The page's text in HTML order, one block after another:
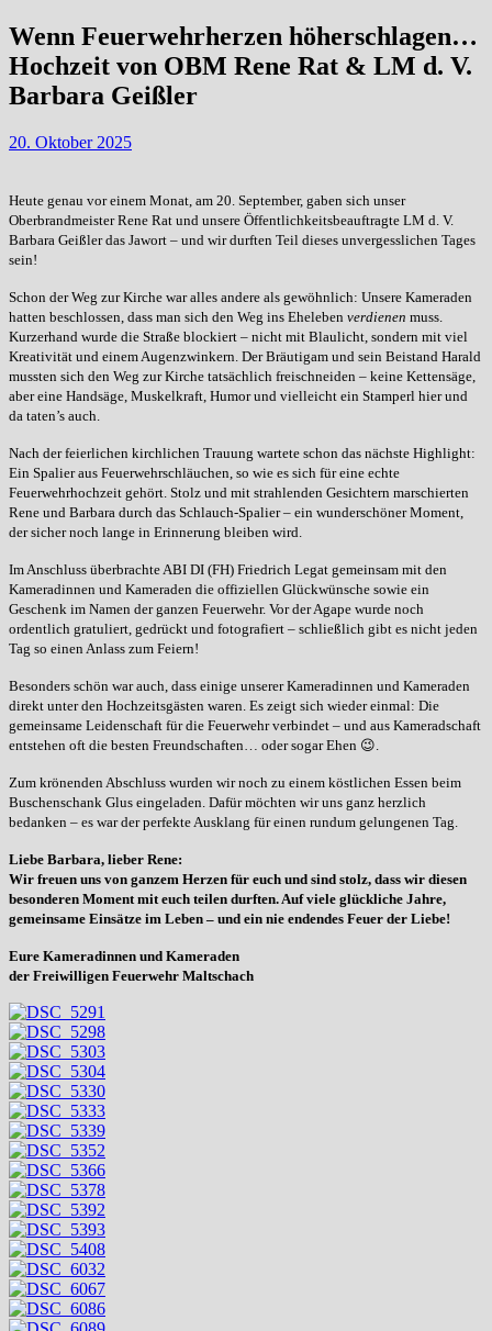
Wenn Feuerwehrherzen höherschlagen…
Hochzeit von OBM Rene Rat & LM d. V.
Barbara Geißler
20. Oktober 2025
Heute genau vor einem Monat, am 20. September, gaben sich unser
Oberbrandmeister Rene Rat und unsere Öffentlichkeitsbeauftragte LM d. V.
Barbara Geißler das Jawort – und wir durften Teil dieses unvergesslichen Tages
sein!
Schon der Weg zur Kirche war alles andere als gewöhnlich: Unsere Kameraden
hatten beschlossen, dass man sich den Weg ins Eheleben verdienen muss.
Kurzerhand wurde die Straße blockiert – nicht mit Blaulicht, sondern mit viel
Kreativität und einem Augenzwinkern. Der Bräutigam und sein Beistand Harald
mussten sich den Weg zur Kirche tatsächlich freischneiden – keine Kettensäge,
aber eine Handsäge, Muskelkraft, Humor und vielleicht ein Stamperl hier und
da taten’s auch.
Nach der feierlichen kirchlichen Trauung wartete schon das nächste Highlight:
Ein Spalier aus Feuerwehrschläuchen, so wie es sich für eine echte
Feuerwehrhochzeit gehört. Stolz und mit strahlenden Gesichtern marschierten
Rene und Barbara durch das Schlauch-Spalier – ein wunderschöner Moment,
der sicher noch lange in Erinnerung bleiben wird.
Im Anschluss überbrachte ABI DI (FH) Friedrich Legat gemeinsam mit den
Kameradinnen und Kameraden die offiziellen Glückwünsche sowie ein
Geschenk im Namen der ganzen Feuerwehr. Vor der Agape wurde noch
ordentlich gratuliert, gedrückt und fotografiert – schließlich gibt es nicht jeden
Tag so einen Anlass zum Feiern!
Besonders schön war auch, dass einige unserer Kameradinnen und Kameraden
direkt unter den Hochzeitsgästen waren. Es zeigt sich wieder einmal: Die
gemeinsame Leidenschaft für die Feuerwehr verbindet – und aus Kameradschaft
entstehen oft die besten Freundschaften… oder sogar Ehen 😉
Zum krönenden Abschluss wurden wir noch zu einem köstlichen Essen beim
Buschenschank Glus eingeladen. Dafür möchten wir uns ganz herzlich
bedanken – es war der perfekte Ausklang für einen rundum gelungenen Tag.
Liebe Barbara, lieber Rene:
Wir freuen uns von ganzem Herzen für euch und sind stolz, dass wir diesen
besonderen Moment mit euch teilen durften. Auf viele glückliche Jahre,
gemeinsame Einsätze im Leben – und ein nie endendes Feuer der Liebe!
Eure Kameradinnen und Kameraden
der Freiwilligen Feuerwehr Maltschach